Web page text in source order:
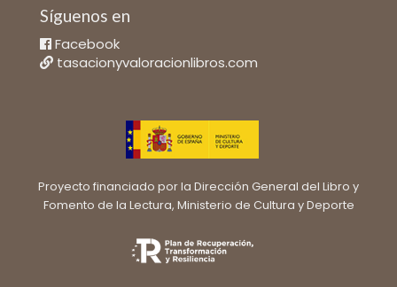
Síguenos en
Facebook
tasacionyvaloracionlibros.com
Proyecto financiado por la Dirección General del Libro y
Fomento de la Lectura, Ministerio de Cultura y Deporte